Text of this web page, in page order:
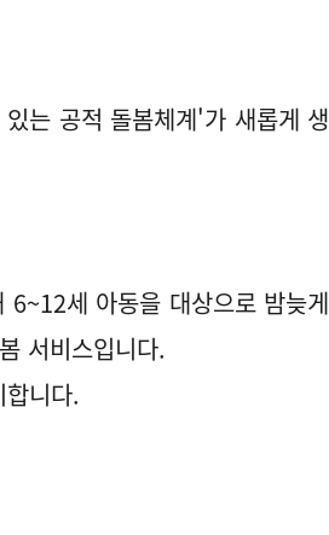
는 공적 돌봄체계'가 새롭게 생
6~12세 아동을 대상으로 밤늦게
서비스입니다.
니다.